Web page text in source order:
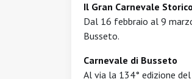
Il Gran Carnevale
Dal 16 febbraio al 9
Busseto.
Carnevale di Busseto
Al via la 134° edizione